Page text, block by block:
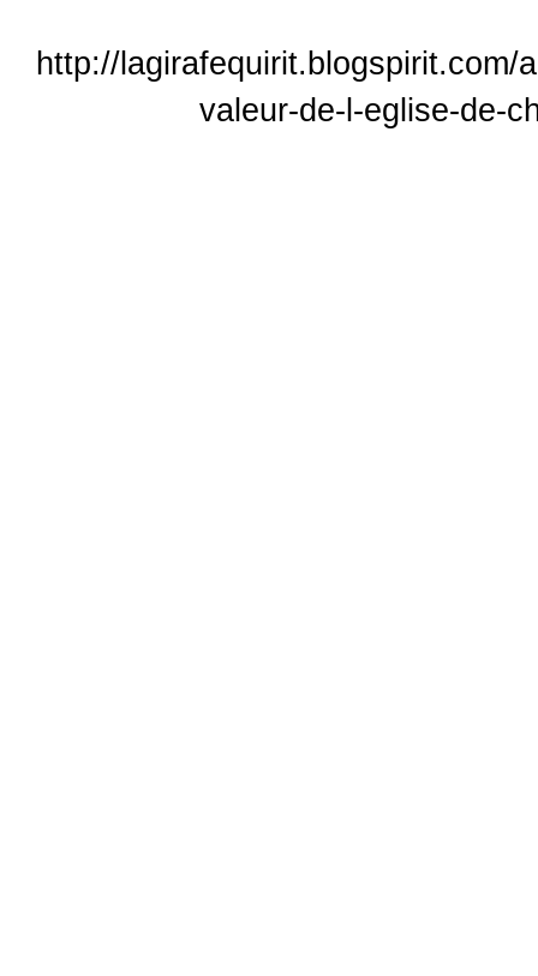
http://lagirafequirit.blogspirit.com/
valeur-de-l-eglise-de-